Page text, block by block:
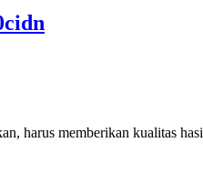
harus memberikan kualitas